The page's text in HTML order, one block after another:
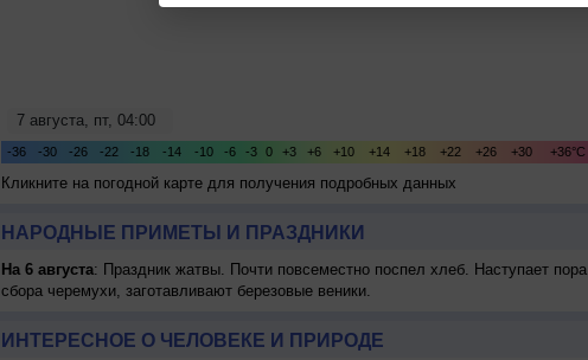
Кликните на погодной карте для получения подробных данных
НАРОДНЫЕ ПРИМЕТЫ И ПРАЗДНИКИ
На 6 августа: Праздник жатвы. Почти повсеместно поспел хлеб. Наступает пора
сбора черемухи, заготавливают березовые веники.
ИНТЕРЕСНОЕ О ЧЕЛОВЕКЕ И ПРИРОДЕ